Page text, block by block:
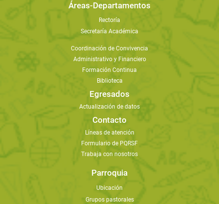
Áreas-Departamentos
Rectoría
Secretaría Académica
Coordinación de Convivencia
Administrativo y Financiero
Formación Continua
Biblioteca
Egresados
Actualización de datos
Contacto
Líneas de atención
Formulario de PQRSF
Trabaja con nosotros
Parroquia
Ubicación
Grupos pastorales